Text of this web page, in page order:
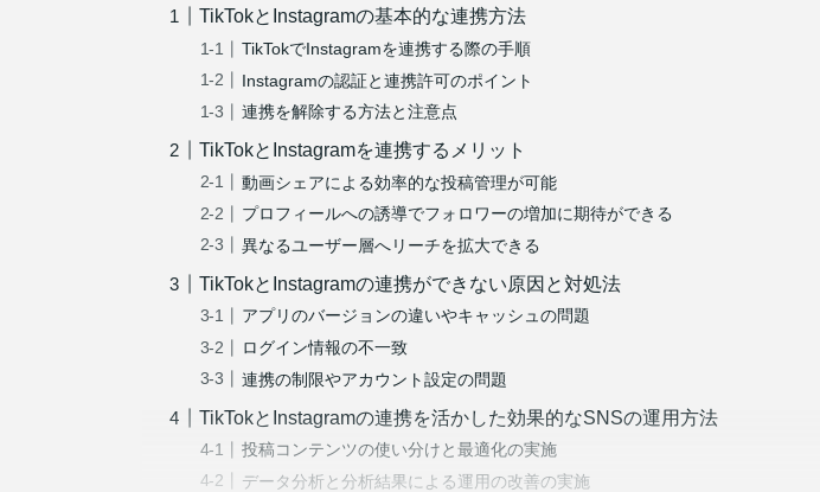
TikTokとInstagramの基本的な連携方法
TikTokでInstagramを連携する際の手順
Instagramの認証と連携許可のポイント
連携を解除する方法と注意点
TikTokとInstagramを連携するメリット
動画シェアによる効率的な投稿管理が可能
プロフィールへの誘導でフォロワーの増加に期待ができる
異なるユーザー層へリーチを拡大できる
TikTokとInstagramの連携ができない原因と対処法
アプリのバージョンの違いやキャッシュの問題
ログイン情報の不一致
連携の制限やアカウント設定の問題
TikTokとInstagramの連携を活かした効果的なSNSの運用方法
投稿コンテンツの使い分けと最適化の実施
データ分析と分析結果による運用の改善の実施